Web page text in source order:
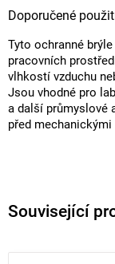
Související
Doporučené
Tyto ochranné
pracovních
vlhkostí vzduchu
Jsou vhodné pro
a další průmyslové
před mechanickými